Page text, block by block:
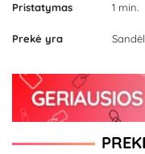
Pristatymas 1 min.
Prekė yra